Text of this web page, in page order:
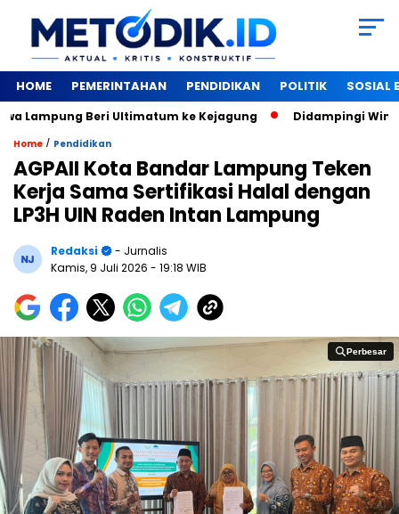
HOME PEMERINTAHAN PENDIDIKAN POLITIK SOSIAL
Beri Ultimatum ke Kejagung ‎Didampingi Winarti,
Home / Pendidikan
AGPAII Kota Bandar Lampung Teken
Kerja Sama Sertifikasi Halal dengan
LP3H UIN Raden Intan Lampung
Redaksi
- Jurnalis
Kamis, 9 Juli 2026 - 19:18 WIB
Perbesar
Perbesar